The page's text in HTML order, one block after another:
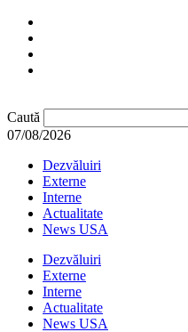
Caută
07/08/2026
Dezvăluiri
Externe
Interne
Actualitate
News USA
Dezvăluiri
Externe
Interne
Actualitate
News USA